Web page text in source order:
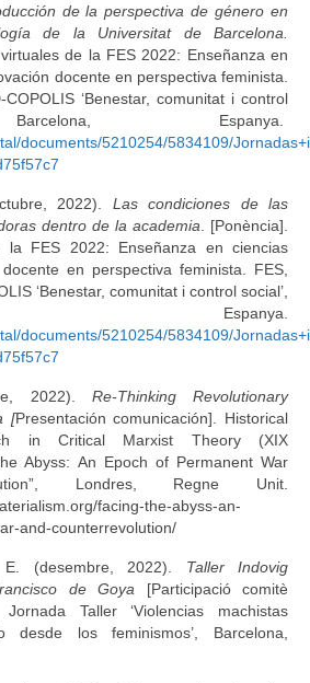
de la perspectiva de género en
de la Universitat de Barcelona.
de la FES 2022: Enseñanza en
docente en perspectiva feminista.
‘Benestar, comunitat i control
Espanya.
documents/5210254/5834109/
2022). Las condiciones de las
dentro de la academia . [Ponència].
la FES 2022: Enseñanza en ciencias
en perspectiva feminista. FES,
‘Benestar, comunitat i control social’,
Espanya.
documents/5210254/5834109/
2022). Re-Thinking Revolutionary
[Presentación comunicación]. Historical
in Critical Marxist Theory (XIX
Abyss: An Epoch of Permanent War
Londres, Regne Unit.
facing-the-abyss-an-
and-counterrevolution/
E. (desembre, 2022). Taller Indovig
de Goya [Participació comitè
Jornada Taller ‘Violencias machistas
desde los feminismos’, Barcelona,